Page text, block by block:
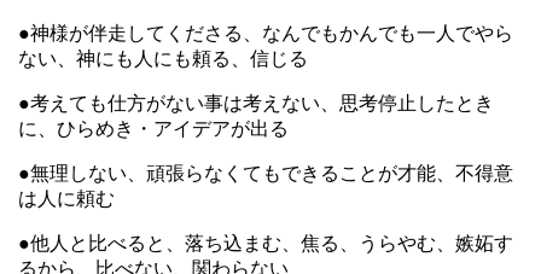
●神様が伴走してくださる、なんでもかんでも一人でやら
ない、神にも人にも頼る、信じる
●考えても仕方がない事は考えない、思考停止したとき
に、ひらめき・アイデアが出る
●無理しない、頑張らなくてもできることが才能、不得意
は人に頼む
●他人と比べると、落ち込まむ、焦る、うらやむ、嫉妬す
るから、比べない、関わらない